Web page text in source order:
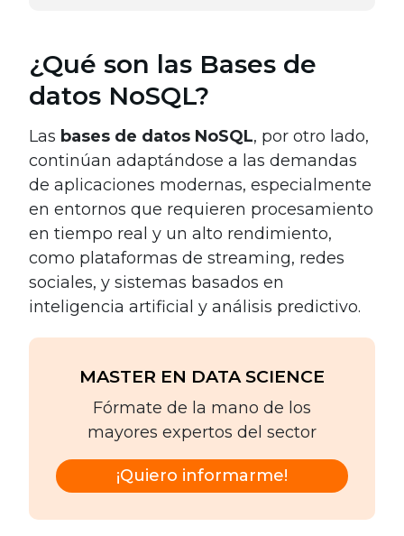
¿Qué son las Bases de
datos NoSQL?
Las bases de datos NoSQL, por otro lado,
continúan adaptándose a las demandas
de aplicaciones modernas, especialmente
en entornos que requieren procesamiento
en tiempo real y un alto rendimiento,
como plataformas de streaming, redes
sociales, y sistemas basados en
inteligencia artificial y análisis predictivo.
MASTER EN DATA SCIENCE
Fórmate de la mano de los
mayores expertos del sector
¡Quiero informarme!